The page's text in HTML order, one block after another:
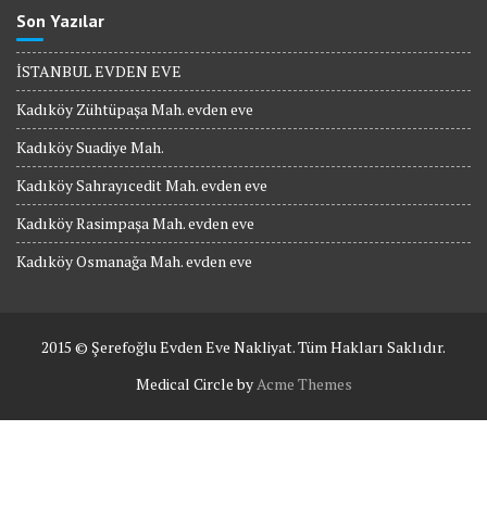
Son Yazılar
İSTANBUL EVDEN EVE
Kadıköy Zühtüpaşa Mah. evden eve
Kadıköy Suadiye Mah.
Kadıköy Sahrayıcedit Mah. evden eve
Kadıköy Rasimpaşa Mah. evden eve
Kadıköy Osmanağa Mah. evden eve
2015 © Şerefoğlu Evden Eve Nakliyat. Tüm Hakları Saklıdır.
Medical Circle byAcme Themes